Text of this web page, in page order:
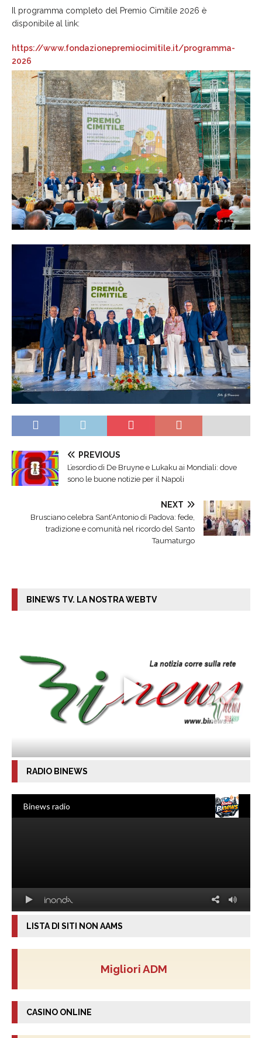
Il programma completo del Premio Cimitile 2026 è
disponibile al link:
https://www.fondazionepremiocimitile.it/programma-
2026
PREVIOUS
L’esordio di De Bruyne e Lukaku ai Mondiali: dove
sono le buone notizie per il Napoli
NEXT
Brusciano celebra Sant’Antonio di Padova: fede,
tradizione e comunità nel ricordo del Santo
Taumaturgo
BINEWS TV. LA NOSTRA WEBTV
RADIO BINEWS
LISTA DI SITI NON AAMS
Migliori ADM
CASINO ONLINE